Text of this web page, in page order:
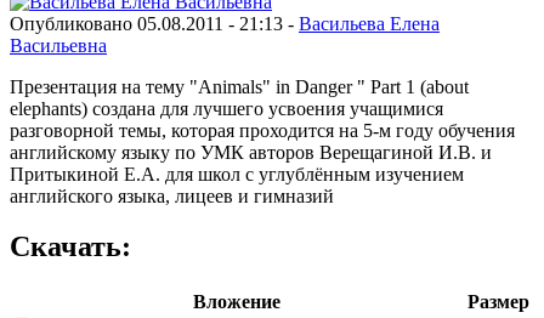
Опубликовано 05.08.2011 - 21:13 - Васильева Елена
Васильевна
Презентация на тему "Animals" in Danger " Part 1 (about
elephants) создана для лучшего усвоения учащимися
разговорной темы, которая проходится на 5-м году обучения
английскому языку по УМК авторов Верещагиной И.В. и
Притыкиной Е.А. для школ с углублённым изучением
английского языка, лицеев и гимназий
Скачать:
Вложение Размер